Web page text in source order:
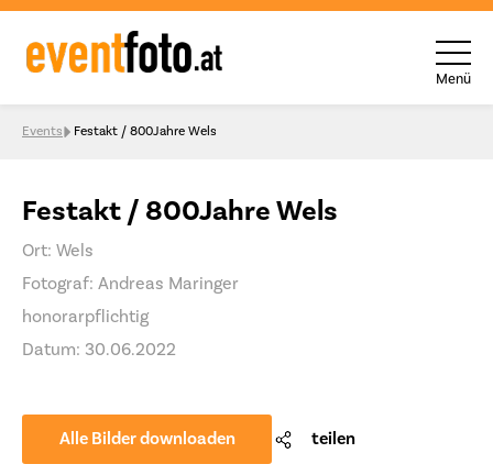
Skip to content
Menü
Events Festakt / 800Jahre Wels
Festakt / 800Jahre Wels
Ort: Wels
Fotograf: Andreas Maringer
honorarpflichtig
Datum: 30.06.2022
Alle Bilder downloaden teilen